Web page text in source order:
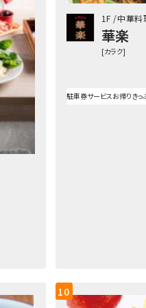
1F 中華料
華楽
[カラク]
駐車券サービスお帰りきっ
10